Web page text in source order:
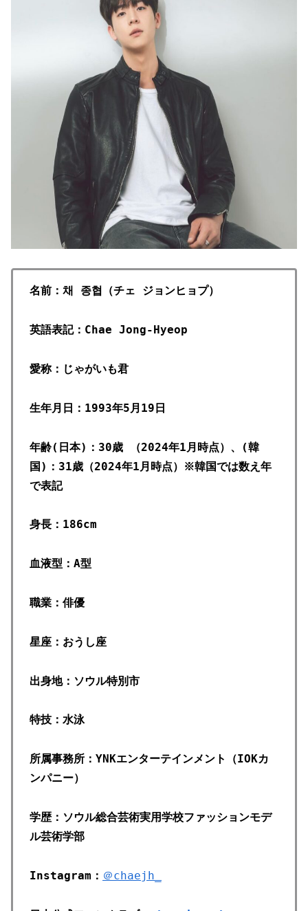
名前：채 종협（チェ ジョンヒョプ）
英語表記：Chae Jong-Hyeop
愛称：じゃがいも君
生年月日：1993年5月19日
年齢(日本)：30歳 （2024年1月時点）、(韓
国)：31歳（2024年1月時点）※韓国では数え年
で表記
身長：186cm
血液型：A型
職業：俳優
星座：おうし座
出身地：ソウル特別市
特技：水泳
所属事務所：YNKエンターテインメント（IOKカ
ンパニー）
学歴：ソウル総合芸術実用学校ファッションモデ
ル芸術学部
Instagram： ＠chaejh_